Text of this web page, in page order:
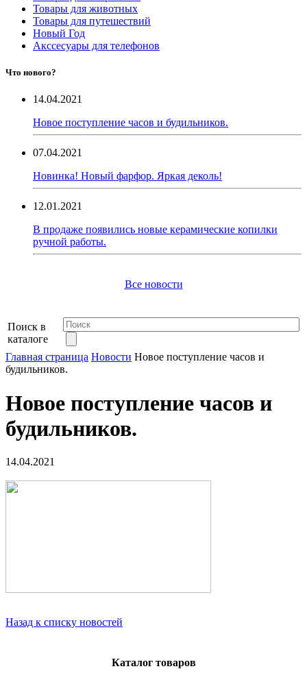
Товары для животных
Товары для путешествий
Новый Год
Акссесуары для телефонов
Что нового?
14.04.2021
Новое поступление часов и будильников.
07.04.2021
Новинка! Новый фарфор. Яркая деколь!
12.01.2021
В продаже появились новые керамические копилки
ручной работы.
Все новости
Поиск в
каталоге
Главная страница Новости Новое поступление часов и
будильников.
Новое поступление часов и
будильников.
14.04.2021
Назад к списку новостей
Каталог товаров